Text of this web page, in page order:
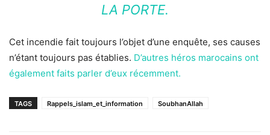
LA PORTE.
Cet incendie fait toujours l’objet d’une enquête, ses causes
n’étant toujours pas établies. D’autres héros marocains ont
également faits parler d’eux récemment.
TAGS Rappels_islam_et_information SoubhanAllah